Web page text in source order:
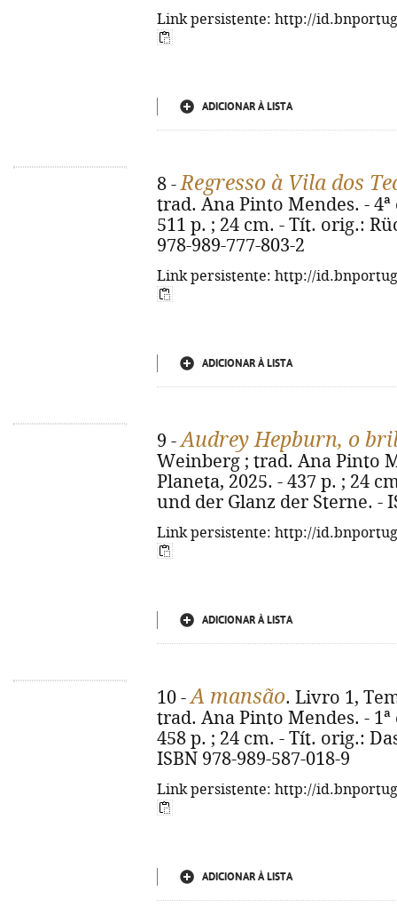
Link persistente: http://
ADICIONAR À LISTA
8 -Regresso à Vila dos
trad. Ana Pinto Mendes. - 4ª
511 p. ; 24 cm. - Tít. orig.:
978-989-777-803-2
Link persistente: http://
ADICIONAR À LISTA
9 -Audrey Hepburn, o
Weinberg ; trad. Ana Pinto
Planeta, 2025. - 437 p. ; 24
und der Glanz der Sterne. -
Link persistente: http://
ADICIONAR À LISTA
10 -A mansão. Livro 1,
trad. Ana Pinto Mendes. - 1ª
458 p. ; 24 cm. - Tít. orig.:
ISBN 978-989-587-018-9
Link persistente: http://
ADICIONAR À LISTA